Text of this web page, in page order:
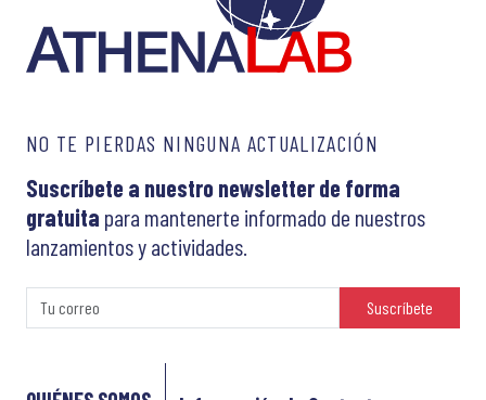
NO TE PIERDAS NINGUNA ACTUALIZACIÓN
Suscríbete a nuestro newsletter de forma
gratuita para mantenerte informado de nuestros
lanzamientos y actividades.
Suscríbete